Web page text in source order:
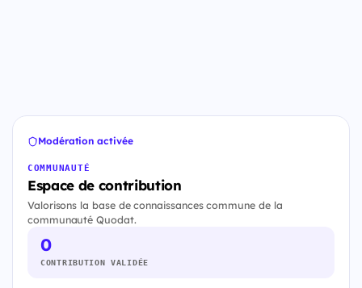
Modération activée
COMMUNAUTÉ
Espace de contribution
Valorisons la base de connaissances commune de la
communauté Quodat.
0
CONTRIBUTION VALIDÉE